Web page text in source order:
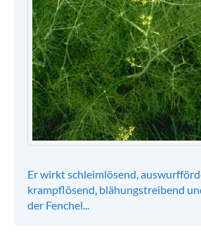
Er wirkt schleimlösend,
krampflösend, blähungstreibend
der Fenchel...